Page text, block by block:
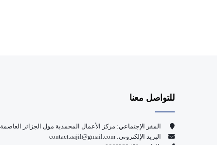
للتواصل معنا
المقر الإجتماعي: مركز الأعمال المحمدية مول الجزائر العاصمة.
البريد الإلكتروني: contact.aajil@gmail.com